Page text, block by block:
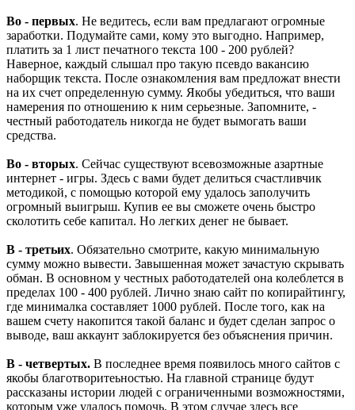
Во - первых. Не ведитесь, если вам предлагают огромные
заработки. Подумайте сами, кому это выгодно. Например,
платить за 1 лист печатного текста 100 - 200 рублей?
Наверное, каждый слышал про такую псевдо вакансию
наборщик текста. После ознакомления вам предложат внести
на их счет определенную сумму. Якобы убедиться, что ваши
намерения по отношению к ним серьезные. Запомните, -
честный работодатель никогда не будет вымогать ваши
средства.
Во - вторых. Сейчас существуют всевозможные азартные
интернет - игры. Здесь с вами будет делиться счастливчик
методикой, с помощью которой ему удалось заполучить
огромный выигрыш. Купив ее вы сможете очень быстро
сколотить себе капитал. Но легких денег не бывает.
В - третьих. Обязательно смотрите, какую минимальную
сумму можно вывести. Завышенная может зачастую скрывать
обман. В основном у честных работодателей она колеблется в
пределах 100 - 400 рублей. Лично знаю сайт по копирайтингу,
где минималка составляет 1000 рублей. После того, как на
вашем счету накопится такой баланс и будет сделан запрос о
выводе, ваш аккаунт заблокируется без объяснения причин.
В - четвертых. В последнее время появилось много сайтов с
якобы благотворитеьностью. На главной странице будут
рассказаны истории людей с ограниченными возможностями,
которым уже удалось помочь. В этом случае здесь все